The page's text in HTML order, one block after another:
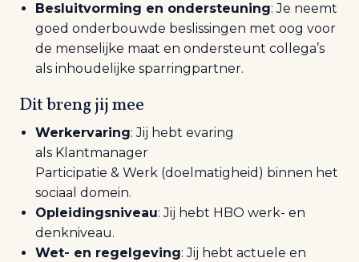
Besluitvorming en ondersteuning: Je neemt
goed onderbouwde beslissingen met oog voor
de menselijke maat en ondersteunt collega’s
als inhoudelijke sparringpartner.
Dit breng jij mee
Werkervaring: Jij hebt evaring
als Klantmanager
Participatie & Werk (doelmatigheid) binnen het
sociaal domein.
Opleidingsniveau: Jij hebt HBO werk- en
denkniveau.
Wet- en regelgeving: Jij hebt actuele en